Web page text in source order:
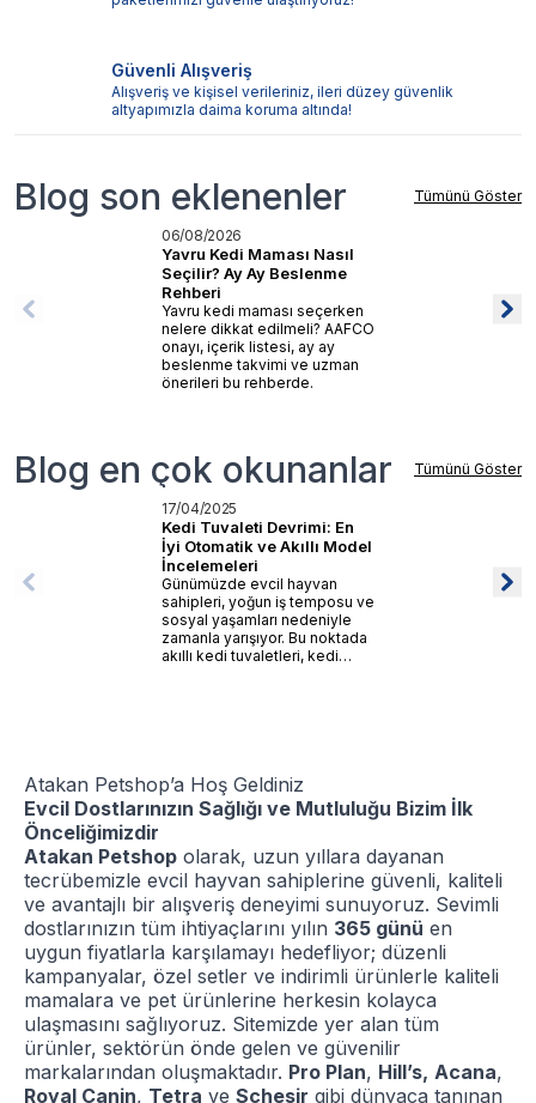
Güvenli Alışveriş
Alışveriş ve kişisel verileriniz, ileri düzey güvenlik
altyapımızla daima koruma altında!
Blog son eklenenler Tümünü Göster
06/08/2026
Yavru Kedi Maması Nasıl
Seçilir? Ay Ay Beslenme
Rehberi
Yavru kedi maması seçerken
nelere dikkat edilmeli? AAFCO
onayı, içerik listesi, ay ay
beslenme takvimi ve uzman
önerileri bu rehberde.
Blog en çok okunanlar Tümünü Göster
17/04/2025
Kedi Tuvaleti Devrimi: En
İyi Otomatik ve Akıllı Model
İncelemeleri
Günümüzde evcil hayvan
sahipleri, yoğun iş temposu ve
sosyal yaşamları nedeniyle
zamanla yarışıyor. Bu noktada
akıllı kedi tuvaletleri, kedi
Atakan Petshop’a Hoş Geldiniz
Evcil Dostlarınızın Sağlığı ve Mutluluğu Bizim İlk
Önceliğimizdir
Atakan Petshop olarak, uzun yıllara dayanan
tecrübemizle evcil hayvan sahiplerine güvenli, kaliteli
ve avantajlı bir alışveriş deneyimi sunuyoruz. Sevimli
dostlarınızın tüm ihtiyaçlarını yılın 365 günü en
uygun fiyatlarla karşılamayı hedefliyor; düzenli
kampanyalar, özel setler ve indirimli ürünlerle kaliteli
mamalara ve pet ürünlerine herkesin kolayca
ulaşmasını sağlıyoruz. Sitemizde yer alan tüm
ürünler, sektörün önde gelen ve güvenilir
markalarından oluşmaktadır. Pro Plan, Hill’s, Acana,
Royal Canin, Tetra ve Schesir gibi dünyaca tanınan